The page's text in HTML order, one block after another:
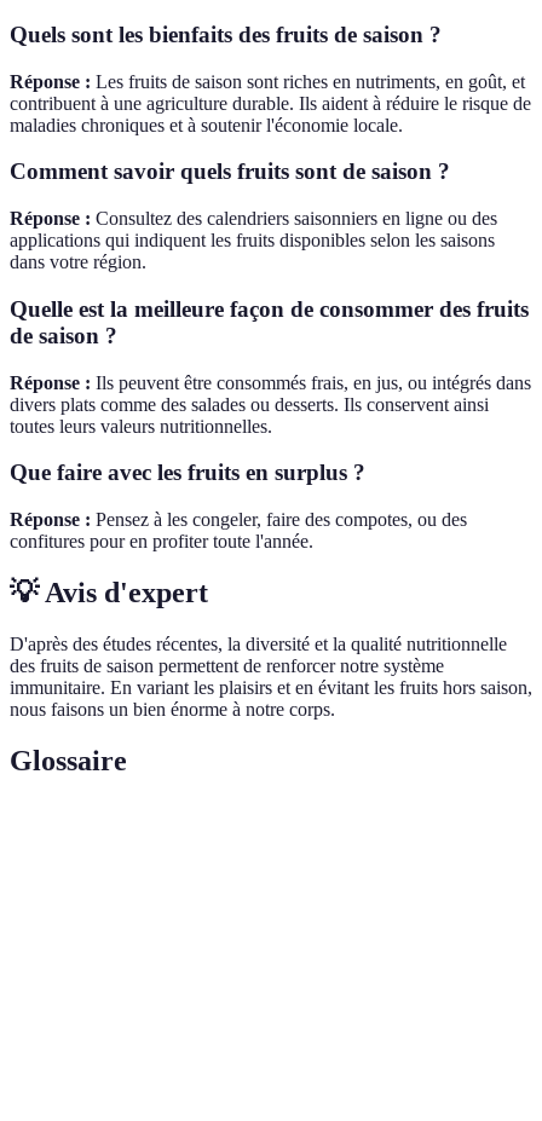
Quels sont les bienfaits des fruits de saison ?
Réponse : Les fruits de saison sont riches en nutriments, en goût, et
contribuent à une agriculture durable. Ils aident à réduire le risque de
maladies chroniques et à soutenir l'économie locale.
Comment savoir quels fruits sont de saison ?
Réponse : Consultez des calendriers saisonniers en ligne ou des
applications qui indiquent les fruits disponibles selon les saisons
dans votre région.
Quelle est la meilleure façon de consommer des fruits
de saison ?
Réponse : Ils peuvent être consommés frais, en jus, ou intégrés dans
divers plats comme des salades ou desserts. Ils conservent ainsi
toutes leurs valeurs nutritionnelles.
Que faire avec les fruits en surplus ?
Réponse : Pensez à les congeler, faire des compotes, ou des
confitures pour en profiter toute l'année.
💡 Avis d'expert
D'après des études récentes, la diversité et la qualité nutritionnelle
des fruits de saison permettent de renforcer notre système
immunitaire. En variant les plaisirs et en évitant les fruits hors saison,
nous faisons un bien énorme à notre corps.
Glossaire